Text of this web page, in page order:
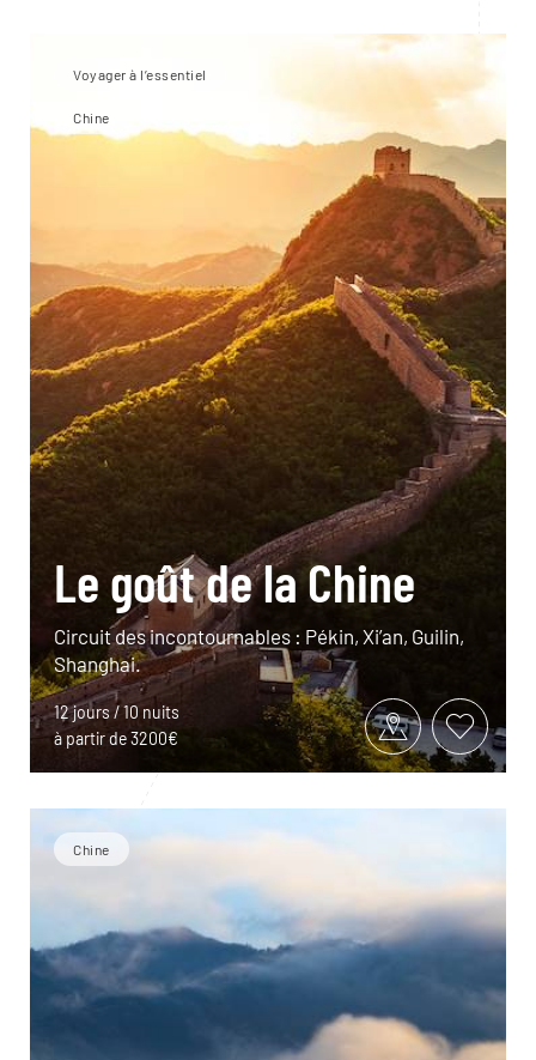
Voyager à l’essentiel
Chine
Le goût de la Chine
Circuit des incontournables : Pékin, Xi’an, Guilin,
Shanghai.
12 jours / 10 nuits
à partir de 3200€
Chine